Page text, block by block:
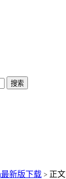
搜索
最新版下载 > 正文